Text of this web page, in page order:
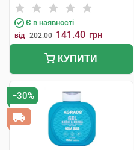
С.Л.У.
Є в наявності
від 202.00 141.40 грн
КУПИТИ
−30%